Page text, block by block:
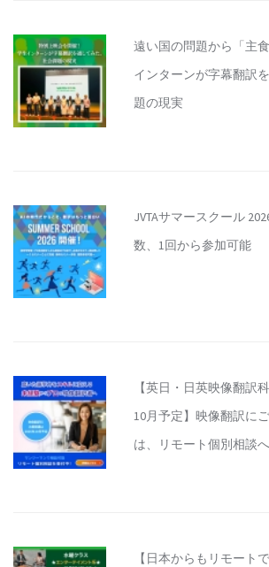
遠い国の問題から「主
インターンが字幕翻訳
題の現実
JVTAサマースクール
数、1回から参加可能
【英日・日英映像翻訳
10月予定】映像翻訳に
は、リモート個別相談へ
【日本からもリモート